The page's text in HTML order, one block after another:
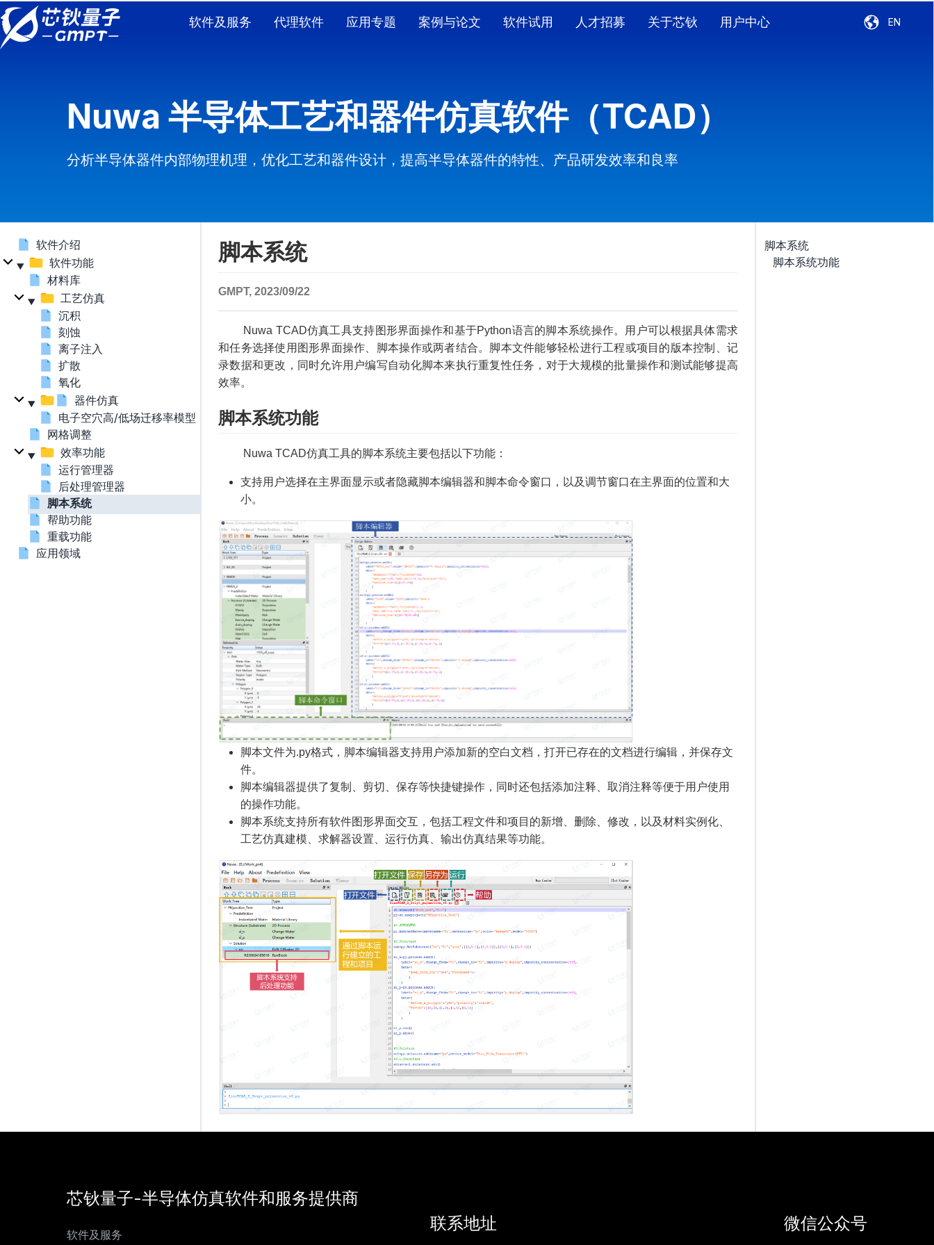
软件及服务 代理软件 应用专题 案例与论文 软件试用 人才招募 关于芯钬 用户中心 EN
Nuwa 半导体工艺和器件仿真软件（TCAD）
分析半导体器件内部物理机理，优化工艺和器件设计，提高半导体器件的特性、产品研发效率和良率
软件介绍
软件功能
材料库
工艺仿真
沉积
刻蚀
离子注入
扩散
氧化
器件仿真
电子空穴高/低场迁移率模型（Low/High-Field Mobility Models）
网格调整
效率功能
运行管理器
后处理管理器
脚本系统
帮助功能
重载功能
应用领域
脚本系统
GMPT, 2023/09/22
Nuwa TCAD仿真工具支持图形界面操作和基于Python语言的脚本系统操作。用户可以根据具体需求
和任务选择使用图形界面操作、脚本操作或两者结合。脚本文件能够轻松进行工程或项目的版本控制、记
录数据和更改，同时允许用户编写自动化脚本来执行重复性任务，对于大规模的批量操作和测试能够提高
效率。
脚本系统功能
Nuwa TCAD仿真工具的脚本系统主要包括以下功能：
支持用户选择在主界面显示或者隐藏脚本编辑器和脚本命令窗口，以及调节窗口在主界面的位置和大
小。
脚本文件为.py格式，脚本编辑器支持用户添加新的空白文档，打开已存在的文档进行编辑，并保存文
件。
脚本编辑器提供了复制、剪切、保存等快捷键操作，同时还包括添加注释、取消注释等便于用户使用
的操作功能。
脚本系统支持所有软件图形界面交互，包括工程文件和项目的新增、删除、修改，以及材料实例化、
工艺仿真建模、求解器设置、运行仿真、输出仿真结果等功能。
脚本系统
脚本系统功能
芯钬量子-半导体仿真软件和服务提供商
软件及服务
联系地址 微信公众号